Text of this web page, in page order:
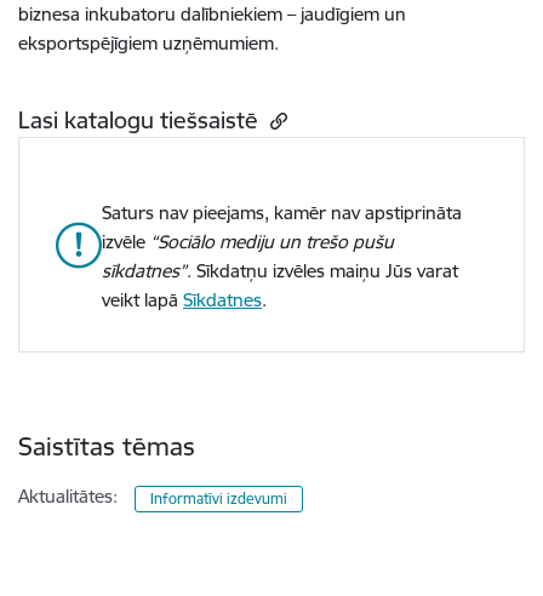
biznesa inkubatoru dalībniekiem – jaudīgiem un
eksportspējīgiem uzņēmumiem.
Lasi katalogu tiešsaistē
Saturs nav pieejams, kamēr nav apstiprināta
izvēle “Sociālo mediju un trešo pušu
sīkdatnes”. Sīkdatņu izvēles maiņu Jūs varat
veikt lapā Sīkdatnes.
Saistītas tēmas
Aktualitātes: Informatīvi izdevumi